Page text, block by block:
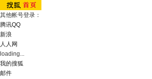
其他帐号登录：
腾讯QQ
新浪
人人网
loading...
我的搜狐
邮件